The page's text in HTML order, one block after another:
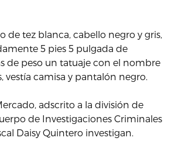
de tez blanca, cabello negro y gris,
5 pies 5 pulgada de
de peso un tatuaje con el nombre
vestía camisa y pantalón negro.
adscrito a la división de
de Investigaciones Criminales
Daisy Quintero investigan.